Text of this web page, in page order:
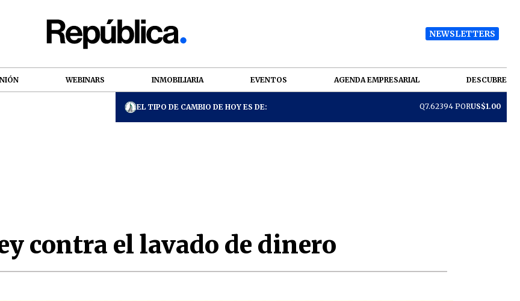
NEWSLETTERS
WEBINARS INMOBILIARIA EVENTOS AGENDA EMPRESARIAL DESCUBRE
EL TIPO DE CAMBIO DE HOY ES DE: Q7.62394 PORUS$1.00
contra el lavado de dinero